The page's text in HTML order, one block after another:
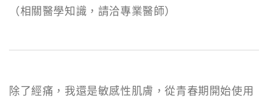
（相關醫學知識，請洽專業醫師）
除了經痛，我還是敏感性肌膚，從青春期開始使用